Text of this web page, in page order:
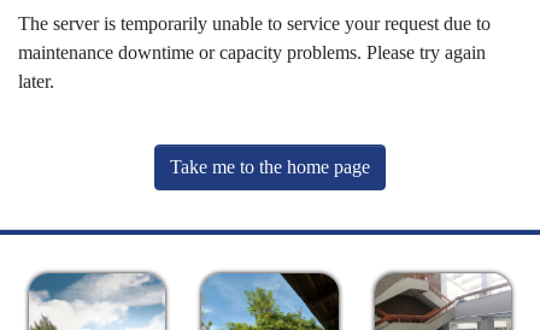
The server is temporarily unable to service your request due to
maintenance downtime or capacity problems. Please try again
later.
Take me to the home page